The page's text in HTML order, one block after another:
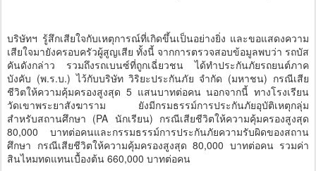
บริษัทฯ รู้สึกเสียใจกับเหตุการณ์ที่เกิดขึ้นเป็นอย่างยิ่ง และขอแสดงความ
เสียใจมายังครอบครัวผู้สูญเสีย ทั้งนี้ จากการตรวจสอบข้อมูลพบว่า รถบัส
คันดังกล่าว รวมถึงรถเบนซ์ที่ถูกเฉี่ยวชน ได้ทำประกันภัยรถยนต์ภาค
บังคับ (พ.ร.บ.) ไว้กับบริษัท วิริยะประกันภัย จำกัด (มหาชน) กรณีเสีย
ชีวิตให้ความคุ้มครองสูงสุด 5 แสนบาทต่อคน นอกจากนี้ ทางโรงเรียน
วัดเขาพระยาสังฆาราม ยังมีกรมธรรม์การประกันภัยอุบัติเหตุกลุ่ม
สำหรับสถานศึกษา (PA นักเรียน) กรณีเสียชีวิตให้ความคุ้มครองสูงสุด
80,000 บาทต่อคนและกรรมธรรม์การประกันภัยความรับผิดของสถาน
ศึกษา กรณีเสียชีวิตให้ความคุ้มครองสูงสุด 80,000 บาทต่อคน รวมค่า
สินไหมทดแทนเบื้องต้น 660,000 บาทต่อคน